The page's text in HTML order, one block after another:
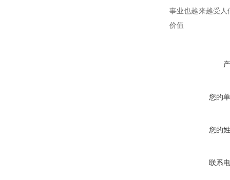
事业也越来越受
价值
您的
您的
联系